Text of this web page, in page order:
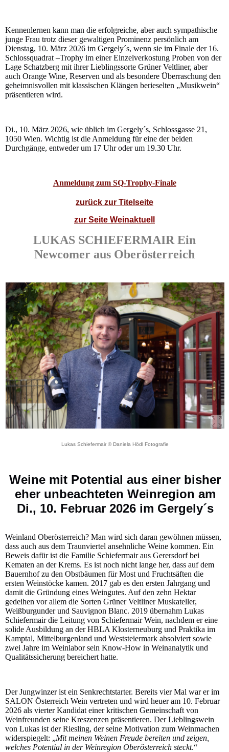
Kennenlernen kann man die erfolgreiche, aber auch sympathische
junge Frau trotz dieser gewaltigen Prominenz persönlich am
Dienstag, 10. März 2026 im Gergely´s, wenn sie im Finale der 16.
Schlossquadrat –Trophy im einer Einzelverkostung Proben von der
Lage Schatzberg mit ihrer Lieblingssorte Grüner Veltliner, aber
auch Orange Wine, Reserven und als besondere Überraschung den
geheimnisvollen mit klassischen Klängen berieselten „Musikwein“
präsentieren wird.
Di., 10. März 2026, wie üblich im Gergely´s, Schlossgasse 21,
1050 Wien. Wichtig ist die Anmeldung für eine der beiden
Durchgänge, entweder um 17 Uhr oder um 19.30 Uhr.
Anmeldung zum SQ-Trophy-Finale
zurück zur Titelseite
zur Seite Weinaktuell
LUKAS SCHIEFERMAIR Ein
Newcomer aus Oberösterreich
Lukas Schiefermair © Daniela Hödl Fotografie
Weine mit Potential aus einer bisher
eher unbeachteten Weinregion am
Di., 10. Februar 2026 im Gergely´s
Weinland Oberösterreich? Man wird sich daran gewöhnen müssen,
dass auch aus dem Traunviertel ansehnliche Weine kommen. Ein
Beweis dafür ist die Familie Schiefermair aus Gerersdorf bei
Kematen an der Krems. Es ist noch nicht lange her, dass auf dem
Bauernhof zu den Obstbäumen für Most und Fruchtsäften die
ersten Weinstöcke kamen. 2017 gab es den ersten Jahrgang und
damit die Gründung eines Weingutes. Auf den zehn Hektar
gedeihen vor allem die Sorten Grüner Veltliner Muskateller,
Weißburgunder und Sauvignon Blanc. 2019 übernahm Lukas
Schiefermair die Leitung von Schiefermair Wein, nachdem er eine
solide Ausbildung an der HBLA Klosterneuburg und Praktika im
Kamptal, Mittelburgenland und Weststeiermark absolviert sowie
zwei Jahre im Weinlabor sein Know-How in Weinanalytik und
Qualitätssicherung bereichert hatte.
Der Jungwinzer ist ein Senkrechtstarter. Bereits vier Mal war er im
SALON Österreich Wein vertreten und wird heuer am 10. Februar
2026 als vierter Kandidat einer kritischen Gemeinschaft von
Weinfreunden seine Kreszenzen präsentieren. Der Lieblingswein
von Lukas ist der Riesling, der seine Motivation zum Weinmachen
widerspiegelt: „Mit meinen Weinen Freude bereiten und zeigen,
welches Potential in der Weinregion Oberösterreich steckt.“